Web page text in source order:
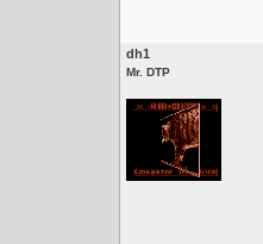
dh1
Mr. DTP